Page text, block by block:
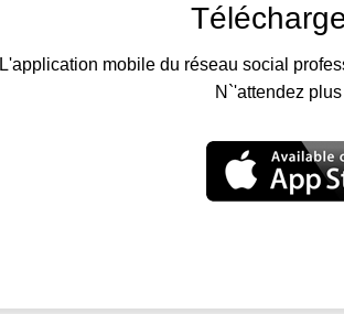
L'application mobile du réseau social
N`'attendez